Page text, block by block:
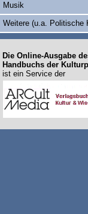
Musik
Weitere (u.a. Politische
Die Online-Ausgabe
Handbuchs der
ist ein Service der